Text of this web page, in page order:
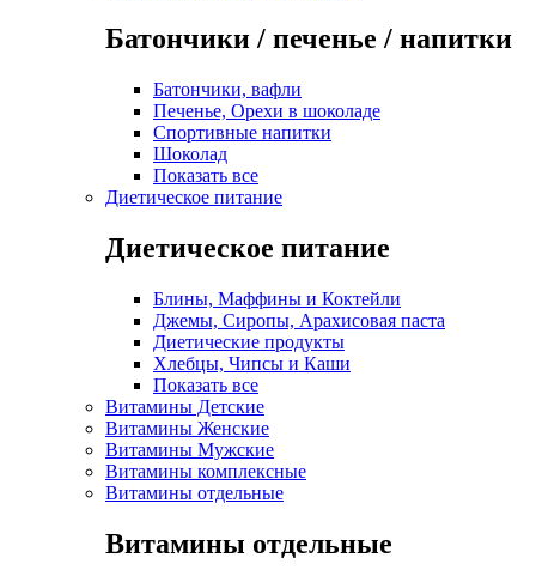
Батончики / печенье / напитки
Батончики, вафли
Печенье, Орехи в шоколаде
Спортивные напитки
Шоколад
Показать все
Диетическое питание
Диетическое питание
Блины, Маффины и Коктейли
Джемы, Сиропы, Арахисовая паста
Диетические продукты
Хлебцы, Чипсы и Каши
Показать все
Витамины Детские
Витамины Женские
Витамины Мужские
Витамины комплексные
Витамины отдельные
Витамины отдельные